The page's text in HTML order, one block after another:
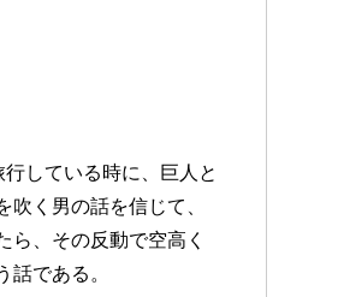
している時に、巨人と
く男の話を信じて、
ら、その反動で空高く
である。